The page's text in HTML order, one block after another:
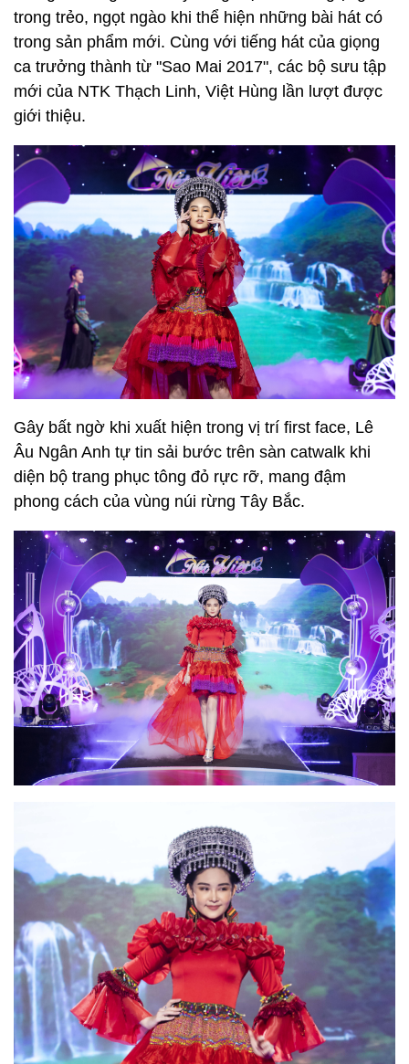
trong trẻo, ngọt ngào khi thể hiện những bài hát có
trong sản phẩm mới. Cùng với tiếng hát của giọng
ca trưởng thành từ "Sao Mai 2017", các bộ sưu tập
mới của NTK Thạch Linh, Việt Hùng lần lượt được
giới thiệu.
Gây bất ngờ khi xuất hiện trong vị trí first face, Lê
Âu Ngân Anh tự tin sải bước trên sàn catwalk khi
diện bộ trang phục tông đỏ rực rỡ, mang đậm
phong cách của vùng núi rừng Tây Bắc.